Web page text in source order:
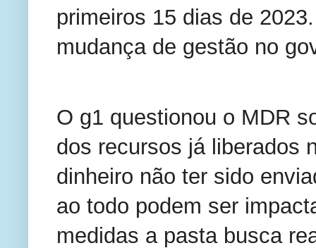
primeiros 15 dias de
mudança de gestão no
O g1 questionou o MDR
dos recursos já liberados
dinheiro não ter sido
ao todo podem ser
medidas a pasta busca